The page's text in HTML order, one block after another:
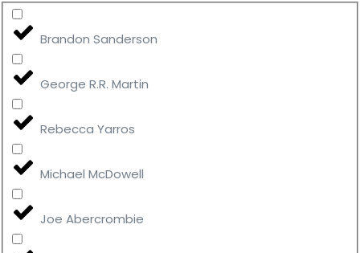
Brandon Sanderson
George R.R. Martin
Rebecca Yarros
Michael McDowell
Joe Abercrombie